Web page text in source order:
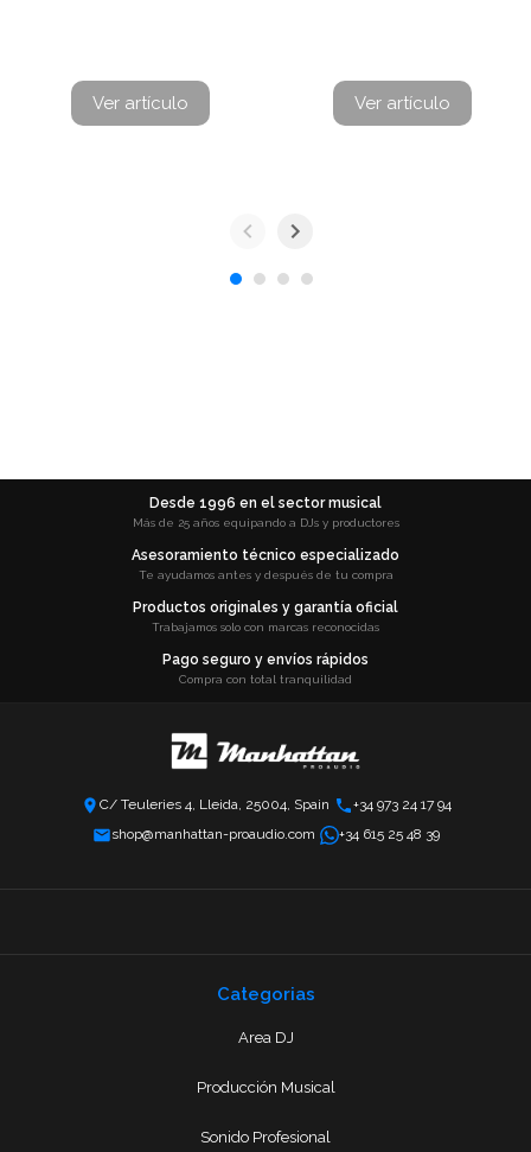
Ver artículo Ver artículo
Desde 1996 en el sector musical
Más de 25 años equipando a DJs y productores
Asesoramiento técnico especializado
Te ayudamos antes y después de tu compra
Productos originales y garantía oficial
Trabajamos solo con marcas reconocidas
Pago seguro y envíos rápidos
Compra con total tranquilidad
C/ Teuleries 4, Lleida, 25004, Spain
+34 973 24 17 94
shop@manhattan-proaudio.com
+34 615 25 48 39
Categorias
Area DJ
Producción Musical
Sonido Profesional